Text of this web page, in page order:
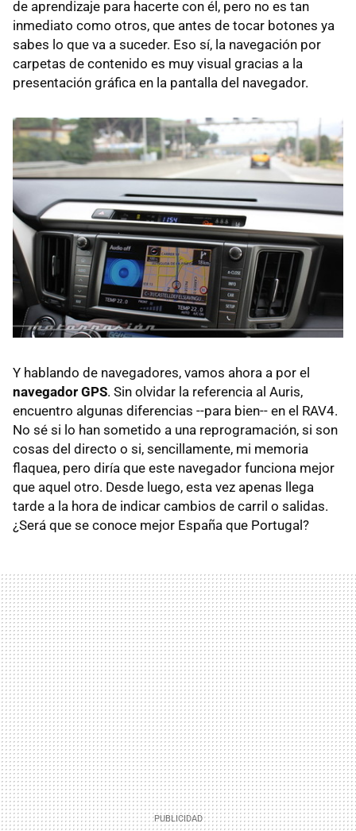
de aprendizaje para hacerte con él, pero no es tan
inmediato como otros, que antes de tocar botones ya
sabes lo que va a suceder. Eso sí, la navegación por
carpetas de contenido es muy visual gracias a la
presentación gráfica en la pantalla del navegador.
Y hablando de navegadores, vamos ahora a por el
navegador GPS. Sin olvidar la referencia al Auris,
encuentro algunas diferencias --para bien-- en el RAV4.
No sé si lo han sometido a una reprogramación, si son
cosas del directo o si, sencillamente, mi memoria
flaquea, pero diría que este navegador funciona mejor
que aquel otro. Desde luego, esta vez apenas llega
tarde a la hora de indicar cambios de carril o salidas.
¿Será que se conoce mejor España que Portugal?